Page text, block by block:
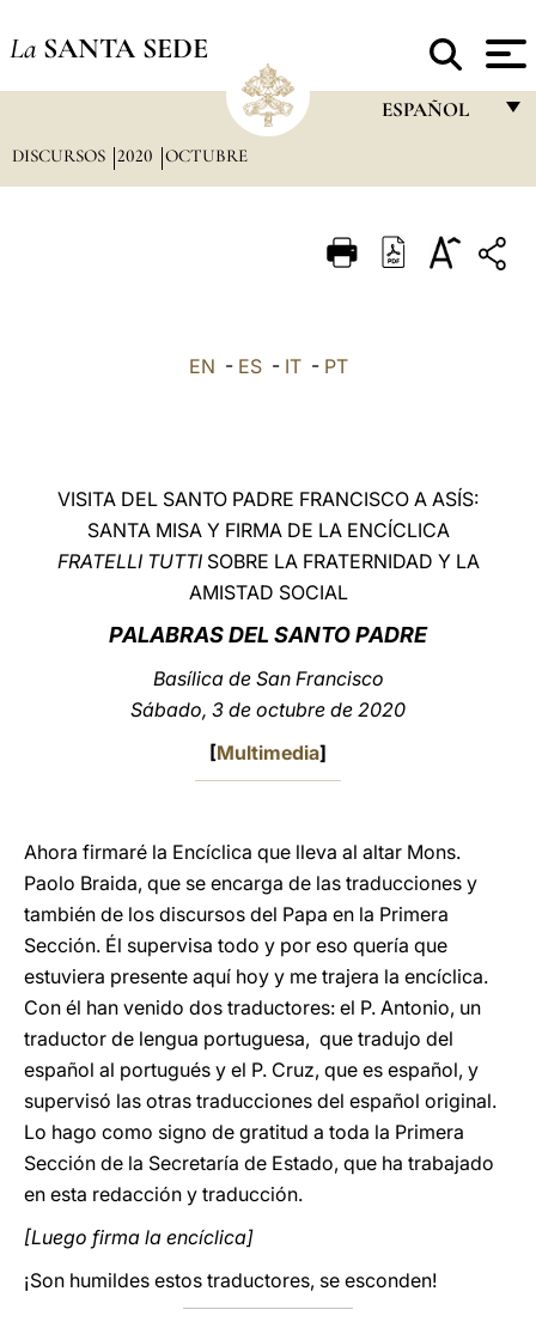
La SANTA SEDE
ESPAÑOL
ITALIANO
中文
LATINE
DISCURSOS 2020 OCTUBRE
EN - ES- IT- PT
VISITA DEL SANTO PADRE FRANCISCO A ASÍS:
SANTA MISA Y FIRMA DE LA ENCÍCLICA
FRATELLI TUTTI SOBRE LA FRATERNIDAD Y LA
AMISTAD SOCIAL
PALABRAS DEL SANTO PADRE
Basílica de San Francisco
Sábado, 3 de octubre de 2020
[Multimedia]
Ahora firmaré la Encíclica que lleva al altar Mons.
Paolo Braida, que se encarga de las traducciones y
también de los discursos del Papa en la Primera
Sección. Él supervisa todo y por eso quería que
estuviera presente aquí hoy y me trajera la encíclica.
Con él han venido dos traductores: el P. Antonio, un
traductor de lengua portuguesa, que tradujo del
español al portugués y el P. Cruz, que es español, y
supervisó las otras traducciones del español original.
Lo hago como signo de gratitud a toda la Primera
Sección de la Secretaría de Estado, que ha trabajado
en esta redacción y traducción.
[Luego firma la encíclica]
¡Son humildes estos traductores, se esconden!